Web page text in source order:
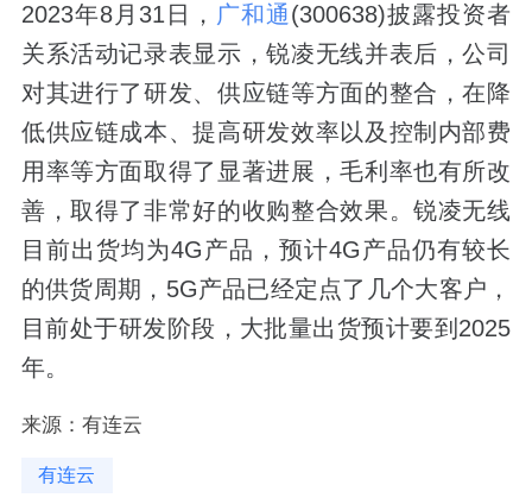
2023年8月31日， 广和通(300638)披露投资者
关系活动记录表显示，锐凌无线并表后，公司
对其进行了研发、供应链等方面的整合，在降
低供应链成本、提高研发效率以及控制内部费
用率等方面取得了显著进展，毛利率也有所改
善，取得了非常好的收购整合效果。锐凌无线
目前出货均为4G产品，预计4G产品仍有较长
的供货周期，5G产品已经定点了几个大客户，
目前处于研发阶段，大批量出货预计要到2025
年。
来源：有连云
有连云